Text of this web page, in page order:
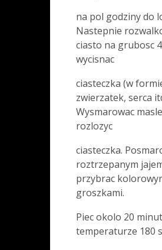
na pol godziny do
Nastepnie
ciasto na grubosc
wycisnac
ciasteczka (w
zwierzatek, serca
Wysmarowac
rozlozyc
ciasteczka.
roztrzepanym
przybrac
groszkami.
Piec okolo 20
temperaturze 180